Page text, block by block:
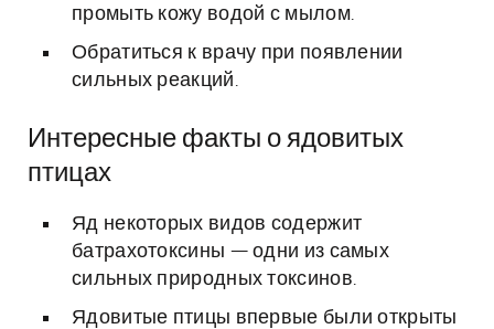
промыть кожу водой с мылом.
Обратиться к врачу при появлении
сильных реакций.
Интересные факты о ядовитых
птицах
Яд некоторых видов содержит
батрахотоксины — одни из самых
сильных природных токсинов.
Ядовитые птицы впервые были открыты